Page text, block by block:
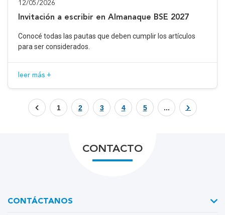
12/05/2026
Invitación a escribir en Almanaque BSE 2027
Conocé todas las pautas que deben cumplir los artículos
para ser considerados.
leer más +
1 2 3 4 5 ...
CONTACTO
CONTÁCTANOS